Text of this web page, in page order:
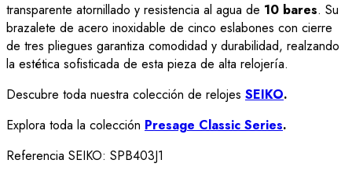
transparente atornillado y resistencia al agua de 10 bares. Su
brazalete de acero inoxidable de cinco eslabones con cierre
de tres pliegues garantiza comodidad y durabilidad, realzando
la estética sofisticada de esta pieza de alta relojería.
Descubre toda nuestra colección de relojes SEIKO.
Explora toda la colección Presage Classic Series.
Referencia SEIKO: SPB403J1